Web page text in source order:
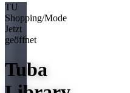
TU
Shopping/Mode
Jetzt
geöffnet
Tuba